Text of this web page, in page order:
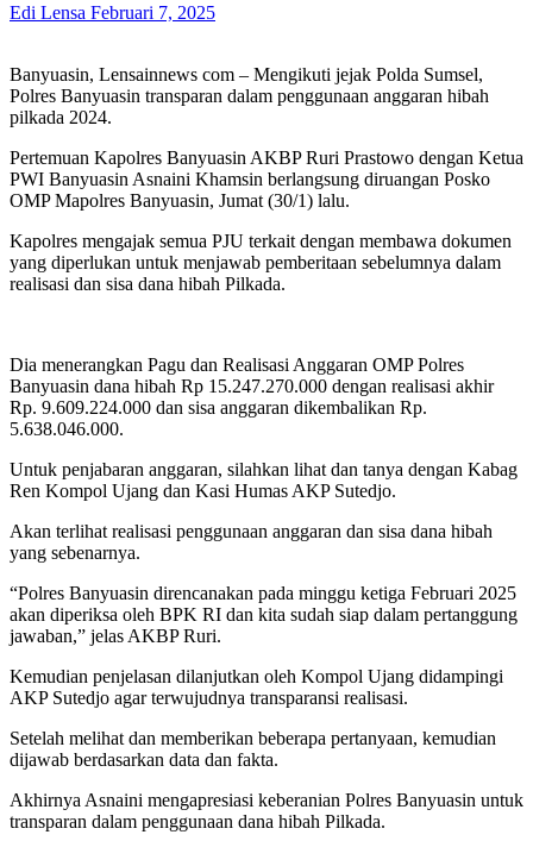
Edi Lensa Februari 7, 2025
Banyuasin, Lensainnews com – Mengikuti jejak Polda Sumsel,
Polres Banyuasin transparan dalam penggunaan anggaran hibah
pilkada 2024.
Pertemuan Kapolres Banyuasin AKBP Ruri Prastowo dengan Ketua
PWI Banyuasin Asnaini Khamsin berlangsung diruangan Posko
OMP Mapolres Banyuasin, Jumat (30/1) lalu.
Kapolres mengajak semua PJU terkait dengan membawa dokumen
yang diperlukan untuk menjawab pemberitaan sebelumnya dalam
realisasi dan sisa dana hibah Pilkada.
Dia menerangkan Pagu dan Realisasi Anggaran OMP Polres
Banyuasin dana hibah Rp 15.247.270.000 dengan realisasi akhir
Rp. 9.609.224.000 dan sisa anggaran dikembalikan Rp.
5.638.046.000.
Untuk penjabaran anggaran, silahkan lihat dan tanya dengan Kabag
Ren Kompol Ujang dan Kasi Humas AKP Sutedjo.
Akan terlihat realisasi penggunaan anggaran dan sisa dana hibah
yang sebenarnya.
“Polres Banyuasin direncanakan pada minggu ketiga Februari 2025
akan diperiksa oleh BPK RI dan kita sudah siap dalam pertanggung
jawaban,” jelas AKBP Ruri.
Kemudian penjelasan dilanjutkan oleh Kompol Ujang didampingi
AKP Sutedjo agar terwujudnya transparansi realisasi.
Setelah melihat dan memberikan beberapa pertanyaan, kemudian
dijawab berdasarkan data dan fakta.
Akhirnya Asnaini mengapresiasi keberanian Polres Banyuasin untuk
transparan dalam penggunaan dana hibah Pilkada.